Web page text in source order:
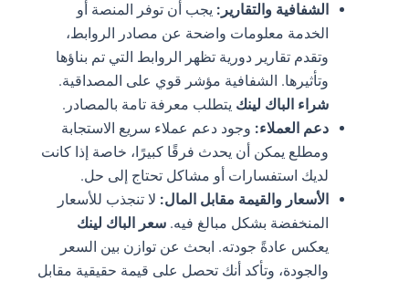
الشفافية والتقارير:يجب أن توفر المنصة أو
الخدمة معلومات واضحة عن مصادر الروابط،
وتقدم تقارير دورية تظهر الروابط التي تم بناؤها
وتأثيرها. الشفافية مؤشر قوي على المصداقية.
شراء الباك لينكيتطلب معرفة تامة بالمصادر.
دعم العملاء:وجود دعم عملاء سريع الاستجابة
ومطلع يمكن أن يحدث فرقًا كبيرًا، خاصة إذا كانت
لديك استفسارات أو مشاكل تحتاج إلى حل.
الأسعار والقيمة مقابل المال:لا تنجذب للأسعار
المنخفضة بشكل مبالغ فيه.سعر الباك لينك
يعكس عادةً جودته. ابحث عن توازن بين السعر
والجودة، وتأكد أنك تحصل على قيمة حقيقية مقابل